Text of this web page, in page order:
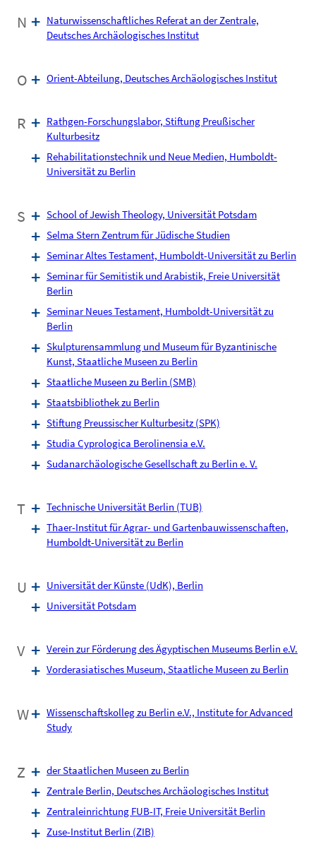
N
Naturwissenschaftliches Referat an der Zentrale,
Deutsches Archäologisches Institut
O Orient-Abteilung, Deutsches Archäologisches Institut
R
Rathgen-Forschungslabor, Stiftung Preußischer
Kulturbesitz
Rehabilitationstechnik und Neue Medien, Humboldt-
Universität zu Berlin
S
School of Jewish Theology, Universität Potsdam
Selma Stern Zentrum für Jüdische Studien
Seminar Altes Testament, Humboldt-Universität zu Berlin
Seminar für Semitistik und Arabistik, Freie Universität
Berlin
Seminar Neues Testament, Humboldt-Universität zu
Berlin
Skulpturensammlung und Museum für Byzantinische
Kunst, Staatliche Museen zu Berlin
Staatliche Museen zu Berlin (SMB)
Staatsbibliothek zu Berlin
Stiftung Preussischer Kulturbesitz (SPK)
Studia Cyprologica Berolinensia e.V.
Sudanarchäologische Gesellschaft zu Berlin e. V.
T
Technische Universität Berlin (TUB)
Thaer-Institut für Agrar- und Gartenbauwissenschaften,
Humboldt-Universität zu Berlin
U
Universität der Künste (UdK), Berlin
Universität Potsdam
V
Verein zur Förderung des Ägyptischen Museums Berlin e.V.
Vorderasiatisches Museum, Staatliche Museen zu Berlin
W
Wissenschaftskolleg zu Berlin e.V., Institute for Advanced
Study
Z
der Staatlichen Museen zu Berlin
Zentrale Berlin, Deutsches Archäologisches Institut
Zentraleinrichtung FUB-IT, Freie Universität Berlin
Zuse-Institut Berlin (ZIB)